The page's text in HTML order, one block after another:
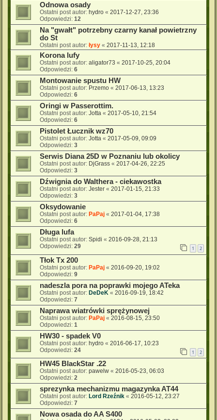
Odnowa osady
Ostatni post autor: hydro « 2017-12-27, 23:36
Odpowiedzi: 12
Na "gwałt" potrzebny czarny kanał powietrzny
do St
Ostatni post autor: łysy « 2017-11-13, 12:18
Korona lufy
Ostatni post autor: aligator73 « 2017-10-25, 20:04
Odpowiedzi: 6
Montowanie spustu HW
Ostatni post autor: Przemo « 2017-06-13, 13:23
Odpowiedzi: 6
Oringi w Passerottim.
Ostatni post autor: Jotta « 2017-05-10, 21:54
Odpowiedzi: 6
Pistolet Łucznik wz70
Ostatni post autor: Jotta « 2017-05-09, 09:09
Odpowiedzi: 3
Serwis Diana 25D w Poznaniu lub okolicy
Ostatni post autor: DjGrass « 2017-04-26, 22:25
Odpowiedzi: 3
Dźwignia do Walthera - ciekawostka
Ostatni post autor: Jester « 2017-01-15, 21:33
Odpowiedzi: 3
Oksydowanie
Ostatni post autor: PaPaj « 2017-01-04, 17:38
Odpowiedzi: 6
Długa lufa
Ostatni post autor: Spidi « 2016-09-28, 21:13
Odpowiedzi: 29 1 2
Tłok Tx 200
Ostatni post autor: PaPaj « 2016-09-20, 19:02
Odpowiedzi: 9
nadeszla pora na poprawki mojego ATeka
Ostatni post autor: DeDeK « 2016-09-19, 18:42
Odpowiedzi: 7
Naprawa wiatrówki sprężynowej
Ostatni post autor: PaPaj « 2016-08-15, 23:50
Odpowiedzi: 1
HW30 - spadek V0
Ostatni post autor: hydro « 2016-06-17, 10:23
Odpowiedzi: 24 1 2
HW45 BlackStar .22
Ostatni post autor: pawelw « 2016-05-23, 06:03
Odpowiedzi: 2
sprezynka mechanizmu magazynka AT44
Ostatni post autor: Lord Rzeźnik « 2016-05-12, 23:27
Odpowiedzi: 7
Nowa osada do AA S400